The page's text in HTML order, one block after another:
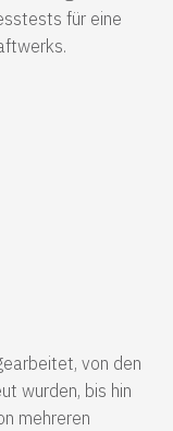
für eine
von den
wurden, bis hin
mehreren